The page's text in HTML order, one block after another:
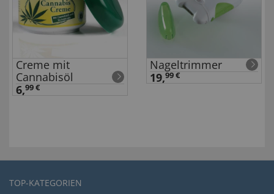
Creme mit
Cannabisöl
6,99 €
Nageltrimmer
19,99 €
TOP-KATEGORIEN